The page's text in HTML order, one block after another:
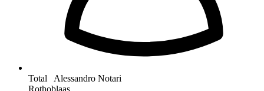
Total Alessandro Notari